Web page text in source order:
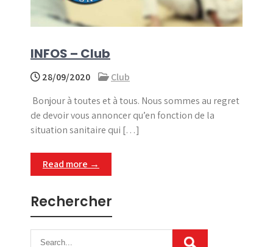
INFOS – Club
28/09/2020
Club
Bonjour à toutes et à tous. Nous sommes au regret
de devoir vous annoncer qu’en fonction de la
situation sanitaire qui […]
Read more →
Rechercher